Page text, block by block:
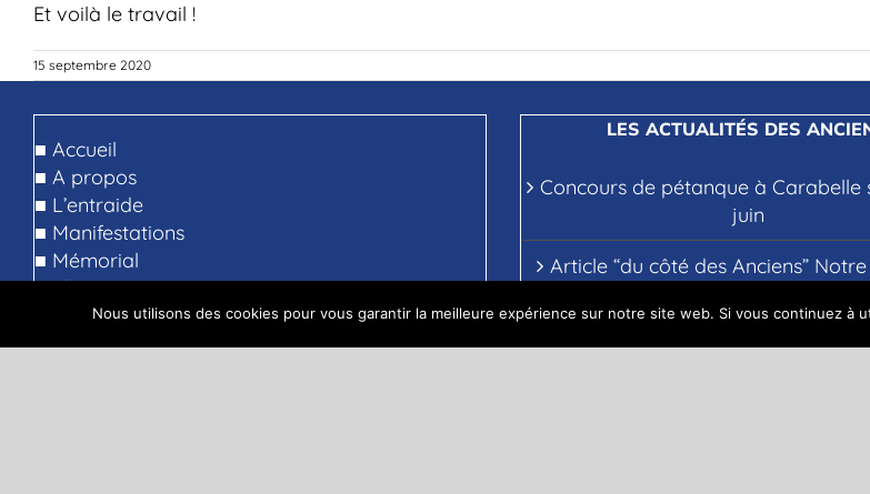
Et voilà le travail !
15 septembre 2020
■ Accueil
■ A propos
■ L’entraide
■ Manifestations
■ Mémorial
■Photos
Liens
■Nous contacter
LES ACTUALITÉS DES
Concours de pétanque à Carabelle
juin
Article “du côté des Anciens”
Expo Photos DETAILLE
Nous utilisons des cookies pour vous garantir la meilleure expérience sur notre site web. Si vous continuez